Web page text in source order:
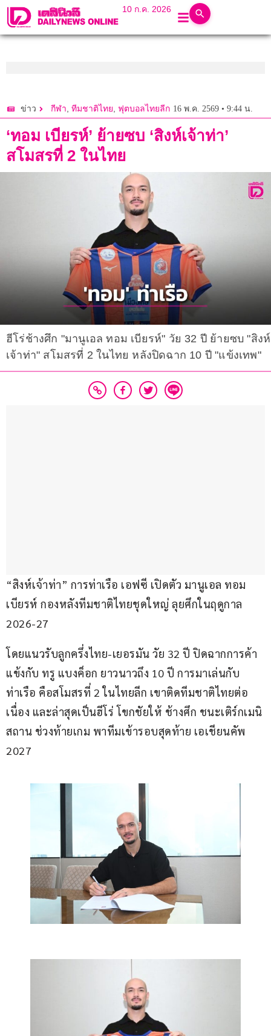
10 ก.ค. 2026
ข่าว กีฬา, ทีมชาติไทย, ฟุตบอลไทยลีก 16 พ.ค. 2569 • 9:44 น.
‘ทอม เบียรห์’ ย้ายซบ ‘สิงห์เจ้าท่า’
สโมสรที่ 2 ในไทย
ฮีโร่ช้างศึก "มานูเอล ทอม เบียรห์" วัย 32 ปี ย้ายซบ "สิงห์
เจ้าท่า" สโมสรที่ 2 ในไทย หลังปิดฉาก 10 ปี "แข้งเทพ"
“สิงห์เจ้าท่า” การท่าเรือ เอฟซี เปิดตัว มานูเอล ทอม
เบียรห์ กองหลังทีมชาติไทยชุดใหญ่ ลุยศึกในฤดูกาล
2026-27
โดยแนวรับลูกครึ่งไทย-เยอรมัน วัย 32 ปี ปิดฉากการค้า
แข้งกับ ทรู แบงค็อก ยาวนาวถึง 10 ปี การมาเล่นกับ
ท่าเรือ คือสโมสรที่ 2 ในไทยลีก เขาติดทีมชาติไทยต่อ
เนื่อง และล่าสุดเป็นฮีโร่ โขกชัยให้ ช้างศึก ชนะเติร์กเมนิ
สถาน ช่วงท้ายเกม พาทีมเข้ารอบสุดท้าย เอเชียนคัพ
2027